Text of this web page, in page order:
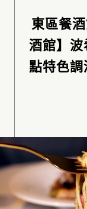
東區餐
酒館】
點特色